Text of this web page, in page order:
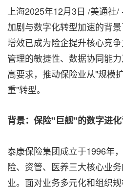
上海2025年12月3日 /美通社/
加剧与数字化转型加速的背
增效已成为险企提升核心竞
管理的敏捷性、数据协同能
高要求，推动保险业从"规模
重"转型。
背景：保险"巨舰"的数字进
泰康保险集团成立于1996年
险、资管、医养三大核心业
业。面对业务多元化和组织规